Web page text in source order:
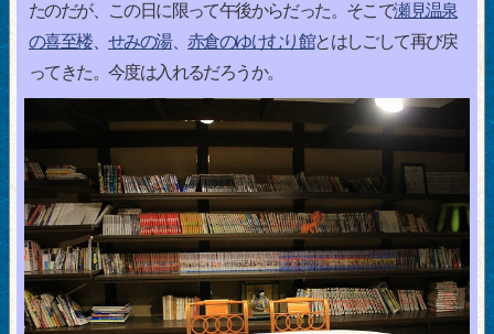
たのだが、この日に限って午後からだった。そこで瀬見温泉
の喜至楼、せみの湯、赤倉のゆけむり館とはしごして再び戻
ってきた。今度は入れるだろうか。